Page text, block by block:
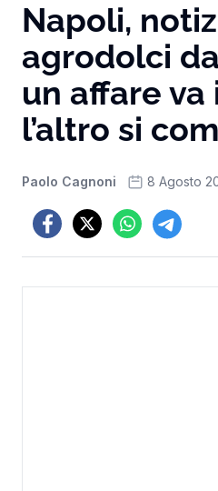
Napoli,
agrodolci
un affare va
l’altro si
Paolo Cagnoni 8 Agosto